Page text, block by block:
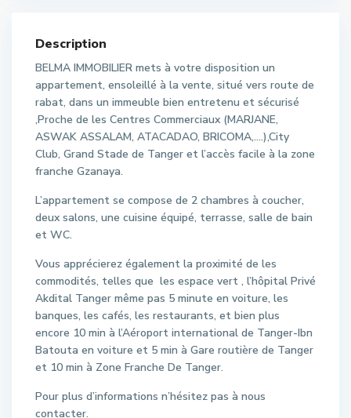
Description
BELMA IMMOBILIER mets à votre disposition un
appartement, ensoleillé à la vente, situé vers route de
rabat, dans un immeuble bien entretenu et sécurisé
,Proche de les Centres Commerciaux (MARJANE,
ASWAK ASSALAM, ATACADAO, BRICOMA,….),City
Club, Grand Stade de Tanger et l’accès facile à la zone
franche Gzanaya.
L’appartement se compose de 2 chambres à coucher,
deux salons, une cuisine équipé, terrasse, salle de bain
et WC.
Vous apprécierez également la proximité de les
commodités, telles que les espace vert , l’hôpital Privé
Akdital Tanger même pas 5 minute en voiture, les
banques, les cafés, les restaurants, et bien plus
encore 10 min à l’Aéroport international de Tanger-Ibn
Batouta en voiture et 5 min à Gare routière de Tanger
et 10 min à Zone Franche De Tanger.
Pour plus d’informations n’hésitez pas à nous
contacter.